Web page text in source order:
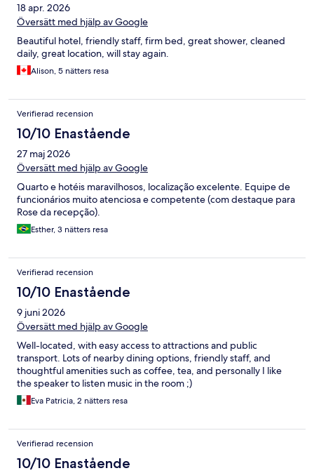
18 apr. 2026
Översätt med hjälp av Google
Beautiful hotel, friendly staff, firm bed, great shower, cleaned
daily, great location, will stay again.
Alison, 5 nätters resa
Verifierad recension
10/10 Enastående
27 maj 2026
Översätt med hjälp av Google
Quarto e hotéis maravilhosos, localização excelente. Equipe de
funcionários muito atenciosa e competente (com destaque para
Rose da recepção).
Esther, 3 nätters resa
Verifierad recension
10/10 Enastående
9 juni 2026
Översätt med hjälp av Google
Well-located, with easy access to attractions and public
transport. Lots of nearby dining options, friendly staff, and
thoughtful amenities such as coffee, tea, and personally I like
the speaker to listen music in the room ;)
Eva Patricia, 2 nätters resa
Verifierad recension
10/10 Enastående